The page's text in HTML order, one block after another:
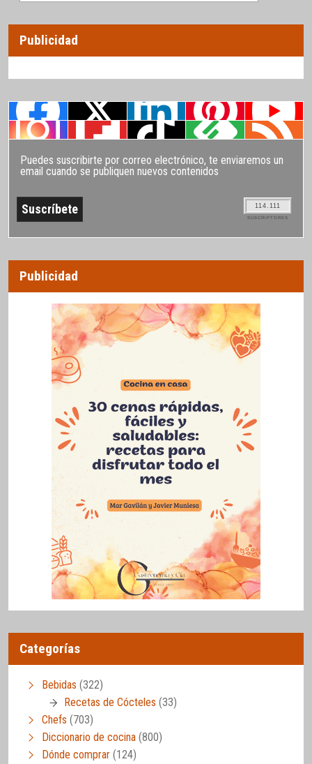
Publicidad
Puedes suscribirte por correo electrónico, te enviaremos un
email cuando se publiquen nuevos contenidos
114.111
SUSCRIPTORES
Publicidad
Categorías
Bebidas (322)
Recetas de Cócteles (33)
Chefs (703)
Diccionario de cocina (800)
Dónde comprar (124)